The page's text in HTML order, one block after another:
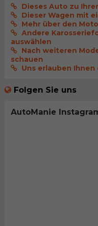
Dieses Auto zu
Dieser Wagen mit
Mehr über den
Andere
auswählen
Nach weiteren
schauen
Uns erlauben
Folgen Sie uns
AutoManie